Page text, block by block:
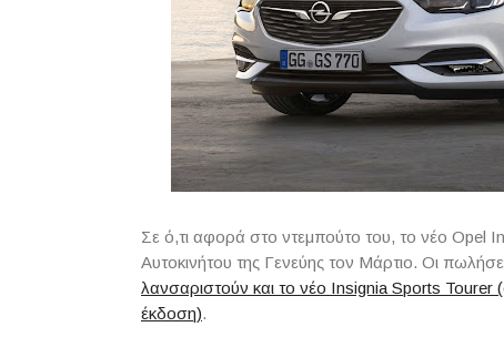
Σε ό,τι αφορά στο ντεμπούτο του, το νέο Opel
Αυτοκινήτου της Γενεύης τον Μάρτιο. Οι
λανσαριστούν και το νέο Insignia Sports
έκδοση).